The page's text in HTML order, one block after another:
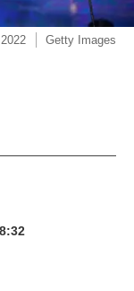
Getty Images